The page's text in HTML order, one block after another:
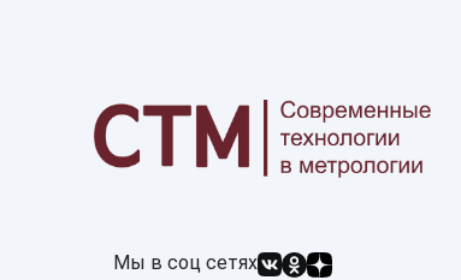
Мы в соц сетях